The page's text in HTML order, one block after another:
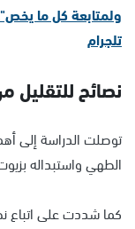
تلجرام
نصائح للتقليل
توصلت الدراسة إلى
الطهي واستبداله
كما شددت على اتباع